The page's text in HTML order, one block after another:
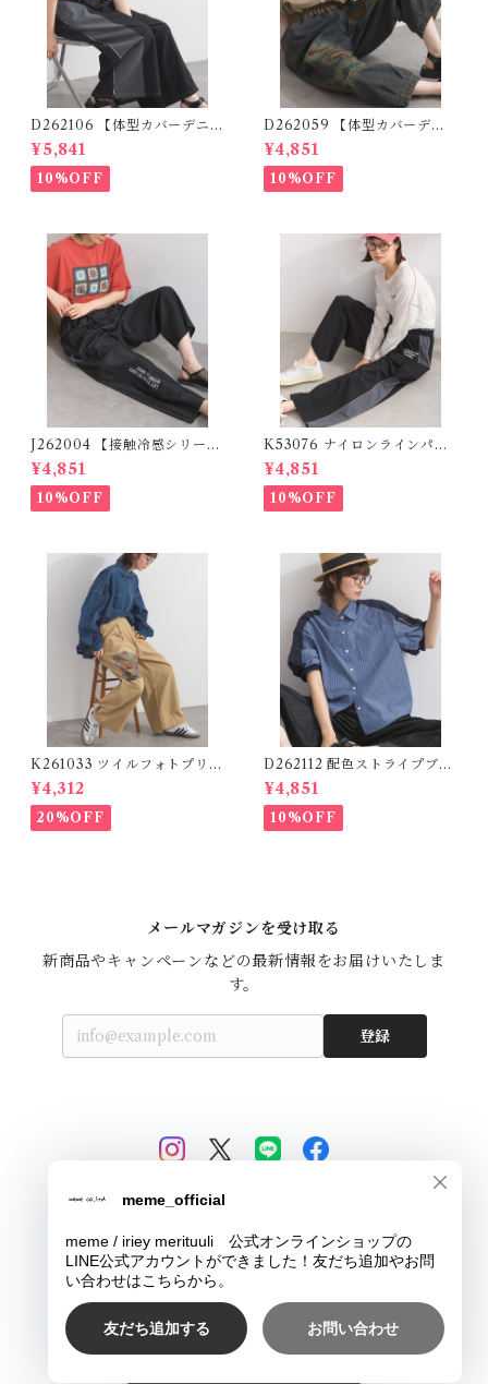
D262106 【体型カバーデニム
シリーズ】 デニム切替ワイド
パンツ / Denim Panel Wide
Pants
¥5,841
10%OFF
D262059 【体型カバーデニ
ムシリーズ】 パッチワークロ
ゴデニムパンツ / Patchwork
Logo Denim Pants
¥4,851
10%OFF
J262004 【接触冷感シリー
ズ】 ツイルワーク風ロゴパン
ツ / Cool Touch Twill Work
Logo Pants (残りわずか)
¥4,851
10%OFF
K53076 ナイロンラインパン
ツ / Nylon Line Pants (残り
わずか)
¥4,851
10%OFF
K261033 ツイルフォトプリン
トイージーテーパードパンツ /
Twill Photo Print Easy Tap
ered Pants
¥4,312
20%OFF
D262112 配色ストライプブラ
ウス / Color Block Stripe R
elaxed Blouse 【re-stock】
¥4,851
10%OFF
メールマガジンを受け取る
新商品やキャンペーンなどの最新情報をお届けいたしま
す。
登録
© meme / iriey merituuli 公式オンラインショップ
Powered by